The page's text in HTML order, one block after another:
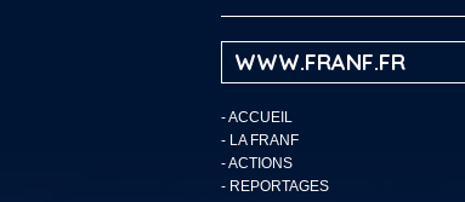
WWW.FRANF.FR
-ACCUEIL
- LA FRANF
-ACTIONS
- REPORTAGES